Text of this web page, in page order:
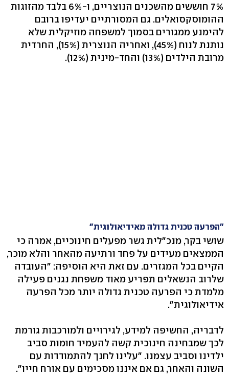
7% חוששים מהשכנים הנוצריים, ו-6% בלבד מהזוגות
ההומוסקסואלים. גם המסורתיים יעדיפו ברובם
להימנע ממגורים בסמוך למשפחה מוזיקלית שלא
נותנת לנוח (45%), ואחריה הנוצרית (15%), החרדית
מרובת הילדים (13%) והחד-מינית (12%).
"הפרעה טכנית גדולה מאידיאולוגית"
שושי בקר, מנכ"לית גשר מפעלים חינוכיים, אמרה כי
הממצאים מעידים על פחד ורתיעה מהאחר והלא מוכר,
הקיים בכל המגזרים. עם זאת היא הוסיפה: "העובדה
שלרוב הנשאלים תפריע מאוד משפחת נגנים פעילה
מלמדת כי הפרעה טכנית גדולה יותר מכל הפרעה
אידיאולוגית".
לדבריה, החשיפה למידע, לגירויים ולמורכבות גורמת
לכך שמבחינה חינוכית קשה להעמיד חומות סביב
ילדינו וסביב עצמנו. "עלינו לחנך להתמודדות עם
השונה והאחר, גם אם איננו מסכימים עם אורח חייו".